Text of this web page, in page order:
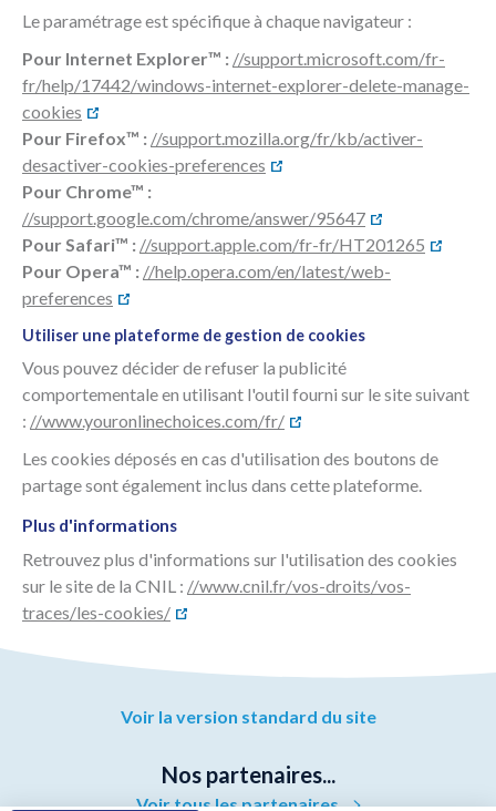
Le paramétrage est spécifique à chaque navigateur :
Pour Internet Explorer™ : //support.microsoft.com/fr-
fr/help/17442/windows-internet-explorer-delete-manage-
cookies
Pour Firefox™ : //support.mozilla.org/fr/kb/activer-
desactiver-cookies-preferences
Pour Chrome™ :
//support.google.com/chrome/answer/95647
Pour Safari™ : //support.apple.com/fr-fr/HT201265
Pour Opera™ : //help.opera.com/en/latest/web-
preferences
Utiliser une plateforme de gestion de cookies
Vous pouvez décider de refuser la publicité
comportementale en utilisant l'outil fourni sur le site suivant
: //www.youronlinechoices.com/fr/
Les cookies déposés en cas d'utilisation des boutons de
partage sont également inclus dans cette plateforme.
Plus d'informations
Retrouvez plus d'informations sur l'utilisation des cookies
sur le site de la CNIL : //www.cnil.fr/vos-droits/vos-
traces/les-cookies/
Voir la version standard du site
Nos partenaires...
Voir tous les partenaires